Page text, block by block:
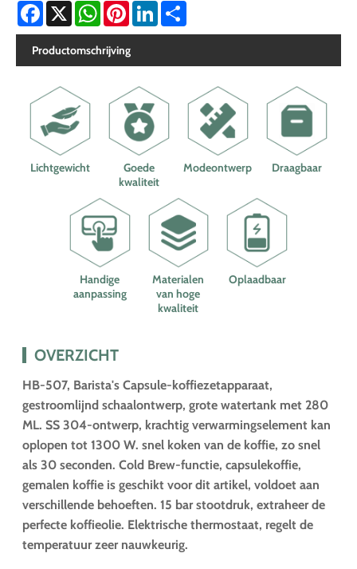
Facebook
X WhatsAppPinterestLinkedIn
Productomschrijving
Lichtgewicht
Goede
kwaliteit
Modeontwerp Draagbaar
Handige
aanpassing
Materialen
van hoge
kwaliteit
Oplaadbaar
OVERZICHT
HB-507, Barista's Capsule-koffiezetapparaat,
gestroomlijnd schaalontwerp, grote watertank met 280
ML. SS 304-ontwerp, krachtig verwarmingselement kan
oplopen tot 1300 W. snel koken van de koffie, zo snel
als 30 seconden. Cold Brew-functie, capsulekoffie,
gemalen koffie is geschikt voor dit artikel, voldoet aan
verschillende behoeften. 15 bar stootdruk, extraheer de
perfecte koffieolie. Elektrische thermostaat, regelt de
temperatuur zeer nauwkeurig.